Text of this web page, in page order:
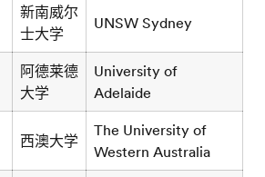
新南威尔
士大学
UNSW Sydney
阿德莱德
大学
University of
Adelaide
西澳大学
The University of
Western Australia